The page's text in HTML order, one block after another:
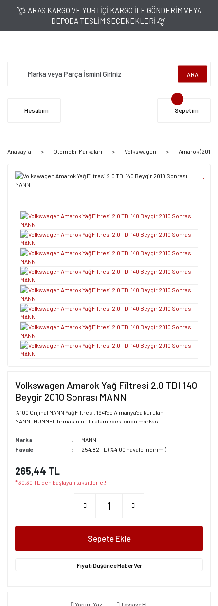
ARAS KARGO VE YURTİÇİ KARGO İLE GÖNDERİM VEYA
DEPODA TESLİM SEÇENEKLERİ
ARA
Hesabım Sepetim
Anasayfa Otomobil Markaları Volkswagen Amarok (2010-
Volkswagen Amarok Yağ Filtresi 2.0 TDI 140
Beygir 2010 Sonrası MANN
%100 Orijinal MANN Yağ Filtresi. 1941'de Almanya'da kurulan
MANN+HUMMEL firmasının filtrelemedeki öncü markası.
Marka
MANN
Havale
254,82 TL (%4,00 havale indirimi)
265,44 TL
* 30,30 TL den başlayan taksitlerle!!
Sepete Ekle
Fiyatı Düşünce Haber Ver
Yorum Yaz Tavsiye Et